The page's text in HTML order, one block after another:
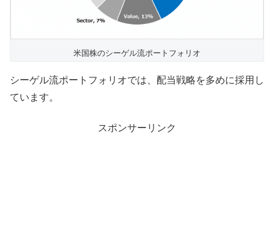
米国株のシーゲル流ポートフォリオ
シーゲル流ポートフォリオでは、配当戦略を多めに採用し
ています。
スポンサーリンク